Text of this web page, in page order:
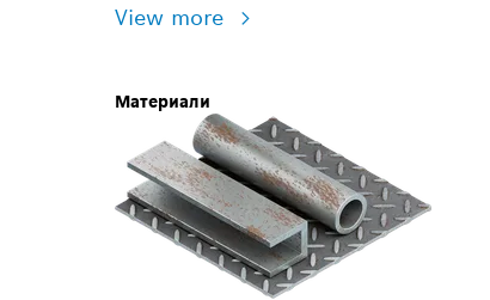
View more
Материали